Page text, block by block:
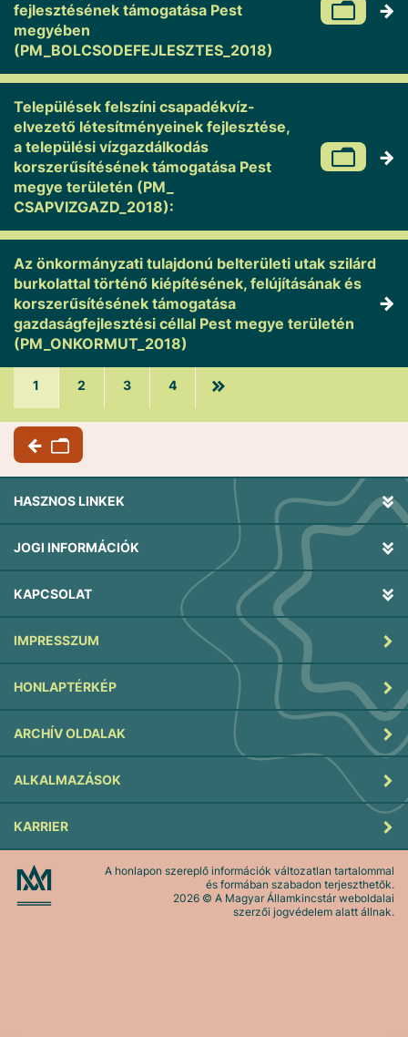
fejlesztésének támogatása Pest
megyében
(PM_BOLCSODEFEJLESZTES_2018)
Települések felszíni csapadékvíz-
elvezető létesítményeinek fejlesztése,
a települési vízgazdálkodás
korszerűsítésének támogatása Pest
megye területén (PM_
CSAPVIZGAZD_2018):
Az önkormányzati tulajdonú belterületi utak szilárd
burkolattal történő kiépítésének, felújításának és
korszerűsítésének támogatása
gazdaságfejlesztési céllal Pest megye területén
(PM_ONKORMUT_2018)
1 2 3 4
HASZNOS LINKEK
JOGI INFORMÁCIÓK
KAPCSOLAT
IMPRESSZUM
HONLAPTÉRKÉP
ARCHÍV OLDALAK
ALKALMAZÁSOK
KARRIER
A honlapon szereplő információk változatlan tartalommal
és formában szabadon terjeszthetők.
2026 © A Magyar Államkincstár weboldalai
szerzői jogvédelem alatt állnak.